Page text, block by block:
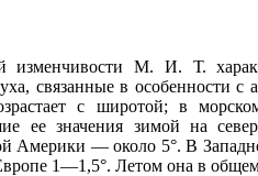
изменчивости М. И. Т.
связанные в особенности с
с широтой; в
ее значения зимой на
Америки — около 5°. В
1—1,5°. Летом она в